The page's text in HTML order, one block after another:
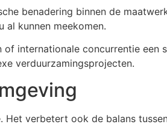
benadering binnen de
al kunnen meekomen.
internationale concurrentie
verduurzamingsprojecten.
Het verbetert ook de balans